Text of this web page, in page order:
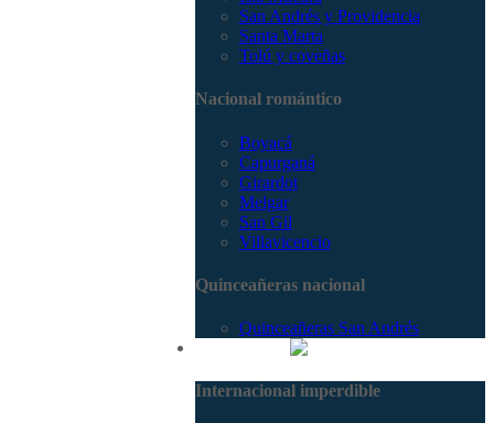
San Andrés y Providencia
Santa Marta
Tolú y coveñas
Nacional romántico
Boyacá
Capurganá
Girardot
Melgar
San Gil
Villavicencio
Quinceañeras nacional
Quinceañeras San Andrés
Internacional imperdible